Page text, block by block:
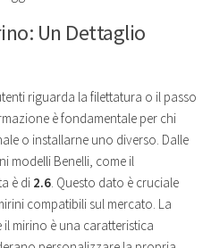
Un Dettaglio
riguarda la filettatura o il passo
è fondamentale per chi
o installarne uno diverso. Dalle
modelli Benelli, come il
è di 2.6. Questo dato è cruciale
compatibili sul mercato. La
il mirino è una caratteristica